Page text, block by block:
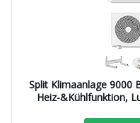
Split Klimaanlage 9000
Heiz-&Kühlfunktion,